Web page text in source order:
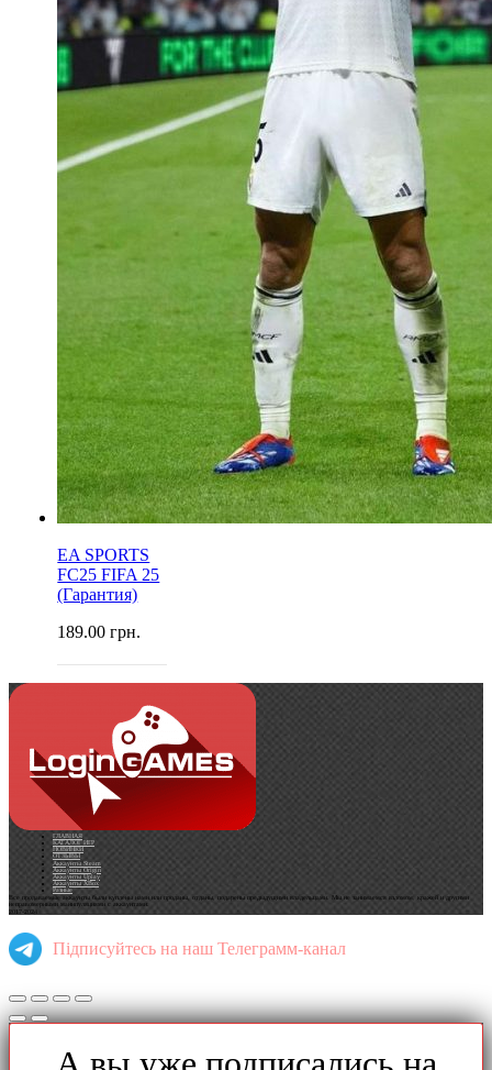
EA SPORTS
FC25 FIFA 25
(Гарантия)
189.00грн.
ГЛАВНАЯ
КАТАЛОГ ИГР
НОВИНКИ
ОТЗЫВЫ
Аккаунты Steam
Аккаунты Origin
Аккаунты Uplay
Аккаунты XBox
Разные
Все продаваемые аккаунты были куплены нами или проданы, отданы, подарены предыдущими владельцами. Мы не занимаемся взломом, кражей и другими
неправомерными манипуляциями с аккаунтами.
2017-2024
Підписуйтесь на наш Телеграмм-канал